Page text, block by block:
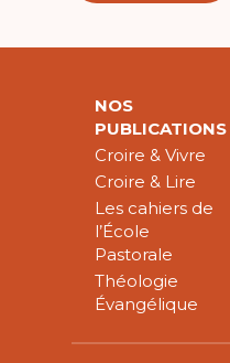
NOS
PUBLICATIONS
Croire & Vivre
Croire & Lire
Les cahiers de
l’École
Pastorale
Théologie
Évangélique